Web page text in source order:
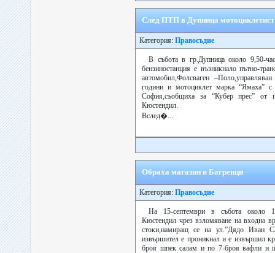
След ПТП в Дупница мотоциклетист
Категория: Правосъдие
В събота в гр.Дупница около 9,50-
бензиностанция е възникнало пътно-
автомобил,Фолсваген
години и мотоциклет марка “Ямаха”
София,съобщиха за “Кубер прес” от
Кюстендил.
Вслед�...
Обраха магазин в Багренци
Категория: Правосъдие
На 15-септември в събота около
Кюстендил чрез взломяване на входна
стоки,намиращ се на ул.”Дядо Иван
извършител е проникнал и е извършил
броя шпек салам и по 7-броя вафли и